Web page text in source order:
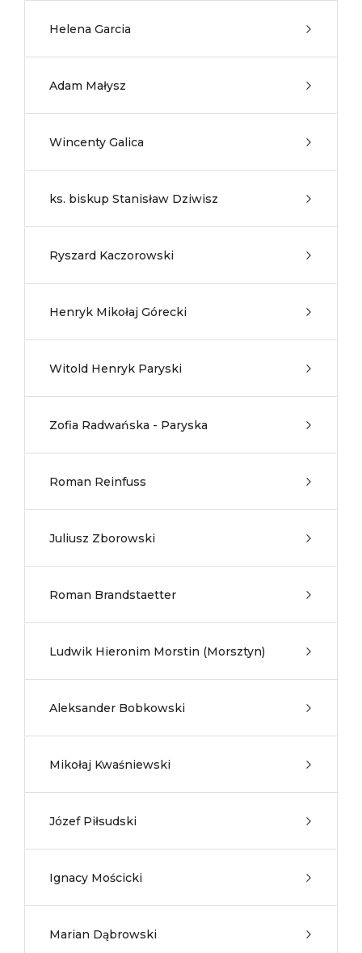
Helena Garcia
Adam Małysz
Wincenty Galica
ks. biskup Stanisław Dziwisz
Ryszard Kaczorowski
Henryk Mikołaj Górecki
Witold Henryk Paryski
Zofia Radwańska - Paryska
Roman Reinfuss
Juliusz Zborowski
Roman Brandstaetter
Ludwik Hieronim Morstin (Morsztyn)
Aleksander Bobkowski
Mikołaj Kwaśniewski
Józef Piłsudski
Ignacy Mościcki
Marian Dąbrowski